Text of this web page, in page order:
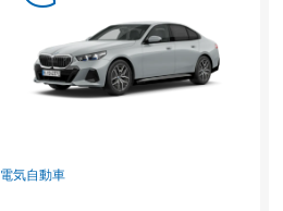
電気自動車